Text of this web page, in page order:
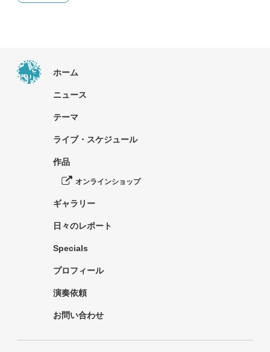
ホーム
ニュース
テーマ
ライブ・スケジュール
作品
オンラインショップ
ギャラリー
日々のレポート
Specials
プロフィール
演奏依頼
お問い合わせ